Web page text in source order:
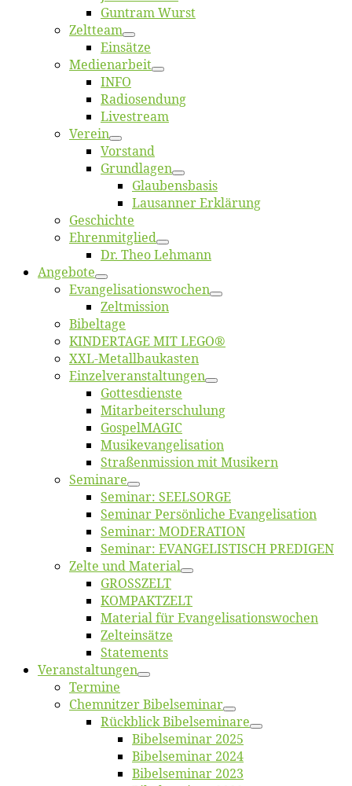
Gun­tram Wurst
Zelt­team
Ein­sät­ze
Me­di­en­ar­beit
INFO
Ra­dio­sen­dung
Live­stream
Ver­ein
Vor­stand
Grund­la­gen
Glaubens­ba­sis
Lausan­ner Erklärung
Ge­schich­te
Eh­ren­mit­glied
Dr. Theo Lehmann
An­ge­bo­te
Evangelisa­tions­wo­chen
Zelt­mis­si­on
Bi­bel­ta­ge
KINDERTAGE MIT LEGO®
XXL-Me­­tal­l­­bau­­kas­­ten
Einzelver­an­stal­tungen
Got­tes­diens­te
Mitarbeiter­schulung
Gos­pel­MA­GIC
Musikevan­ge­li­sa­tion
Straßenmis­sion mit Musikern
Se­mi­na­re
Se­mi­nar: SEELSORGE
Se­mi­nar Per­sön­li­che Evangelisation
Se­mi­nar: MODERATION
Se­mi­nar: EVANGELISTISCH PREDIGEN
Zel­te und Material
GROSSZELT
KOMPAKTZELT
Ma­te­ri­al für Evangelisationswochen
Zelt­ein­sät­ze
State­ments
Ver­an­stal­tun­gen
Ter­mi­ne
Chemnit­zer Bibelseminar
Rück­blick Bibelseminare
Bi­bel­se­mi­nar 2025
Bi­bel­se­mi­nar 2024
Bi­bel­se­mi­nar 2023